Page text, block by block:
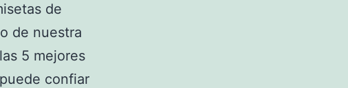
de
de nuestra
5 mejores
confiar